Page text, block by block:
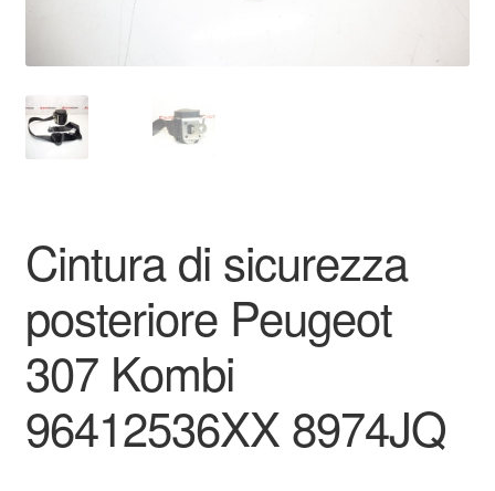
Rimostranza
Spedizione in tutto il mondo
Cintura di sicurezza
posteriore Peugeot
307 Kombi
96412536XX 8974JQ